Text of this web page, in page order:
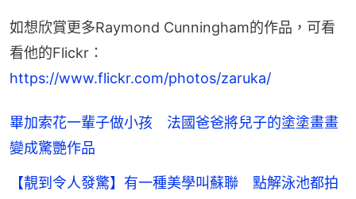
如想欣賞更多Raymond Cunningham的作品，可看
看他的Flickr：
https://www.flickr.com/photos/zaruka/
畢加索花一輩子做小孩 法國爸爸將兒子的塗塗畫畫
變成驚艷作品
【靚到令人發驚】有一種美學叫蘇聯 點解泳池都拍